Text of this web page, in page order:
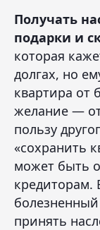
Получать
подарки и
которая
долгах, но
квартира от
желание —
пользу
«сохранить
может быть
кредиторам.
принять